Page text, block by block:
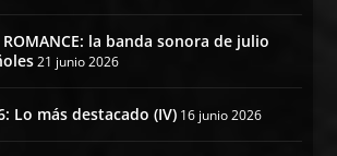
ROMANCE: la banda sonora de julio
21 junio 2026
Lo más destacado (IV) 16 junio 2026